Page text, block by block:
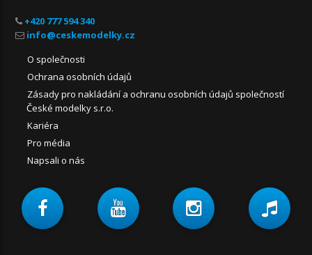
+420 777 594 340
O společnosti
Ochrana osobních údajů
Zásady pro nakládání a ochranu osobních údajů společností
České modelky s.r.o.
Kariéra
Pro média
Napsali o nás